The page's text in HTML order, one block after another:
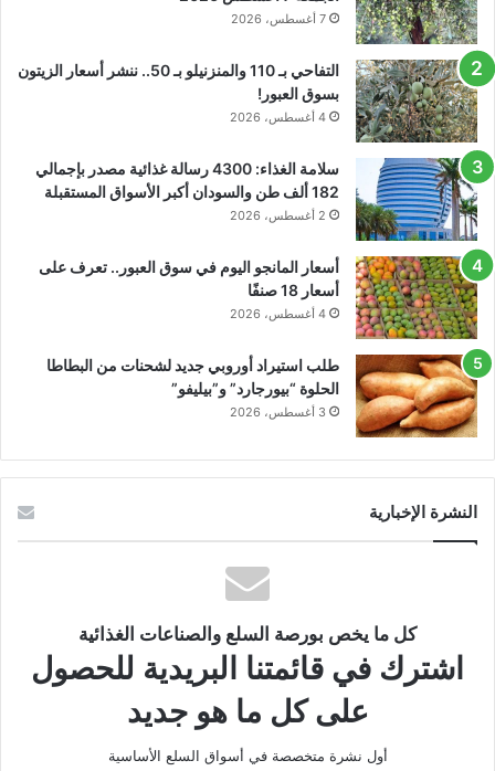
7 أغسطس، 2026
التفاحي بـ 110 والمنزنيلو بـ 50.. ننشر أسعار الزيتون
بسوق العبور!
4 أغسطس، 2026
سلامة الغذاء: 4300 رسالة غذائية مصدر بإجمالي
182 ألف طن والسودان أكبر الأسواق المستقبلة
2 أغسطس، 2026
أسعار المانجو اليوم في سوق العبور.. تعرف على
أسعار 18 صنفًا
4 أغسطس، 2026
طلب استيراد أوروبي جديد لشحنات من البطاطا
الحلوة “بيورجارد” و”بيليفو”
3 أغسطس، 2026
النشرة الإخبارية
كل ما يخص بورصة السلع والصناعات الغذائية
اشترك في قائمتنا البريدية للحصول
على كل ما هو جديد
أول نشرة متخصصة في أسواق السلع الأساسية